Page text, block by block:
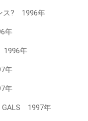
ス? 1996年
年
1996年
年
年
GALS 1997年